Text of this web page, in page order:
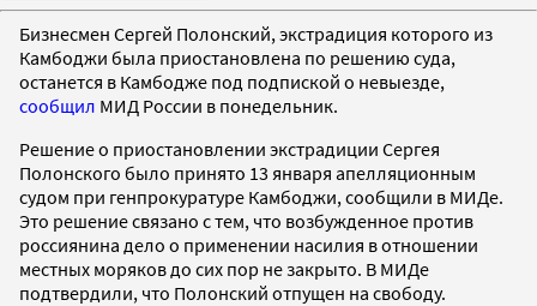
Бизнесмен Сергей Полонский, экстрадиция которого из
Камбоджи была приостановлена по решению суда,
останется в Камбодже под подпиской о невыезде,
сообщил МИД России в понедельник.
Решение о приостановлении экстрадиции Сергея
Полонского было принято 13 января апелляционным
судом при генпрокуратуре Камбоджи, сообщили в МИДе.
Это решение связано с тем, что возбужденное против
россиянина дело о применении насилия в отношении
местных моряков до сих пор не закрыто. В МИДе
подтвердили, что Полонский отпущен на свободу.